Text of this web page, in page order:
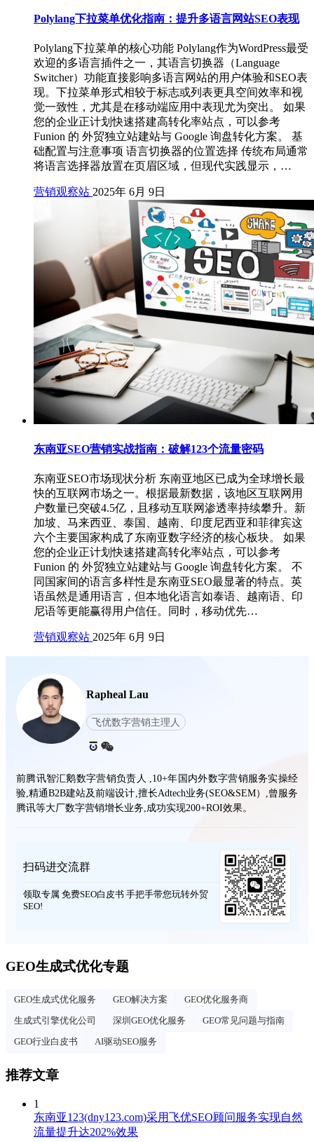
Polylang下拉菜单优化指南：提升多语言网站SEO表现
Polylang下拉菜单的核心功能 Polylang作为WordPress最受
欢迎的多语言插件之一，其语言切换器（Language
Switcher）功能直接影响多语言网站的用户体验和SEO表
现。下拉菜单形式相较于标志或列表更具空间效率和视
觉一致性，尤其是在移动端应用中表现尤为突出。 如果
您的企业正计划快速搭建高转化率站点，可以参考
Funion 的 外贸独立站建站与 Google 询盘转化方案。 基
础配置与注意事项 语言切换器的位置选择 传统布局通常
将语言选择器放置在页眉区域，但现代实践显示，…
营销观察站 2025年 6月 9日
东南亚SEO营销实战指南：破解123个流量密码
东南亚SEO市场现状分析 东南亚地区已成为全球增长最
快的互联网市场之一。根据最新数据，该地区互联网用
户数量已突破4.5亿，且移动互联网渗透率持续攀升。新
加坡、马来西亚、泰国、越南、印度尼西亚和菲律宾这
六个主要国家构成了东南亚数字经济的核心板块。 如果
您的企业正计划快速搭建高转化率站点，可以参考
Funion 的 外贸独立站建站与 Google 询盘转化方案。 不
同国家间的语言多样性是东南亚SEO最显著的特点。英
语虽然是通用语言，但本地化语言如泰语、越南语、印
尼语等更能赢得用户信任。同时，移动优先…
营销观察站 2025年 6月 9日
Rapheal Lau
飞优数字营销主理人
前腾讯智汇鹅数字营销负责人 ,10+年国内外数字营销服务实操经
验,精通B2B建站及前端设计,擅长Adtech业务(SEO&SEM）,曾服务
腾讯等大厂数字营销增长业务,成功实现200+ROI效果。
扫码进交流群
领取专属 免费SEO白皮书 手把手带您玩转外贸
SEO!
GEO生成式优化专题
GEO生成式优化服务 GEO解决方案
GEO优化服务商
生成式引擎优化公司
深圳GEO优化服务
GEO常见问题与指南
GEO行业白皮书
AI驱动SEO服务
推荐文章
1
东南亚123(dny123.com)采用飞优SEO顾问服务实现自然
流量提升达202%效果